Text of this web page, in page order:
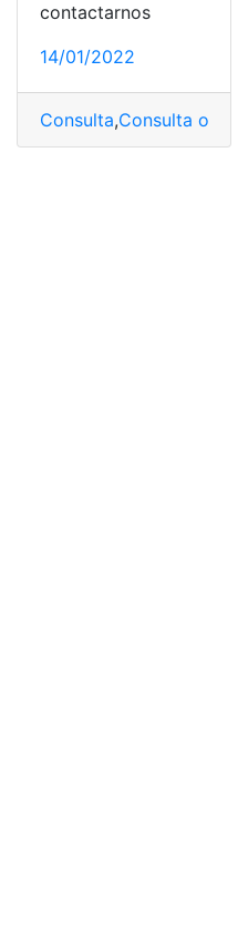
contactarnos
14/01/2022
Consulta,Consulta online